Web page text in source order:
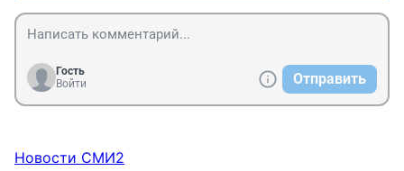
Гость
Войти
Отправить
Новости СМИ2